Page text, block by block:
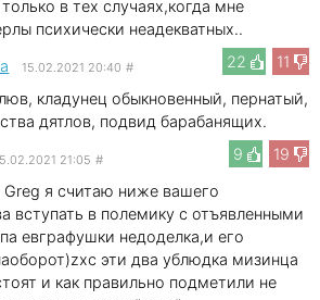
в тех случаях,когда мне
психически неадекватных..
22
11
15.02.2021 20:40 #
кладунец обыкновенный, пернатый,
дятлов, подвид барабанящих.
9
19
21:05 #
я считаю ниже вашего
вступать в полемику с отъявленными
евграфушки недоделка,и его
эти два ублюдка мизинца
и как правильно подметили не